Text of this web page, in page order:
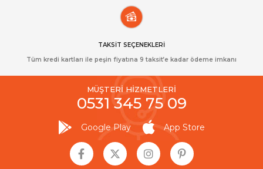
TAKSİT SEÇENEKLERİ
Tüm kredi kartları ile peşin fiyatına 9 taksit’e kadar ödeme imkanı
MÜŞTERİ HİZMETLERİ
0531 345 75 09
Google Play App Store